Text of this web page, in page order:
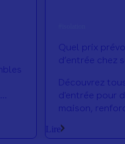
Quel prix
d’entrée chez
Découvrez
d'entrée pour
maison,
Lire